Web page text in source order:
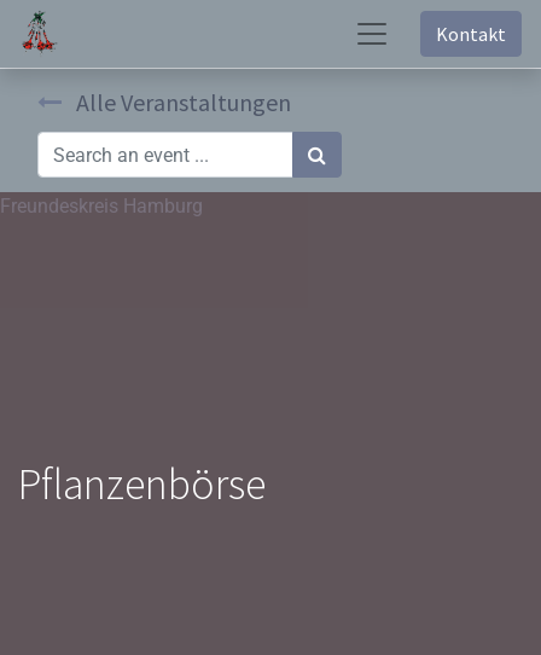
Kontakt
Alle Veranstaltungen
Freundeskreis Hamburg
Pflanzenbörse